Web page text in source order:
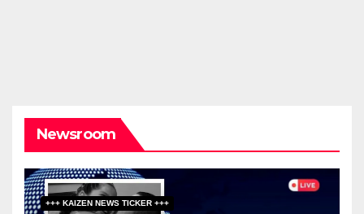
Newsroom
+++ KAIZEN NEWS TICKER +++